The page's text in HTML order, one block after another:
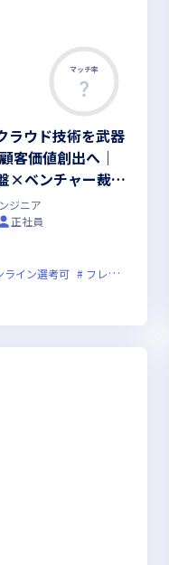
残業月20時間未満
マッチ率
ラウド技術を武器
客価値創出へ｜
×ベンチャー裁量
ジニア
正社員
ライン選考可 フレックス制度あり